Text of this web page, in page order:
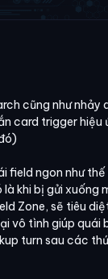
cũng như nhảy
card trigger hiệu
field ngon như thế
khi bị gửi xuống
Zone, sẽ tiêu
vô tình giúp quái
turn sau các thứ